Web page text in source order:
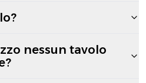
nessun tavolo